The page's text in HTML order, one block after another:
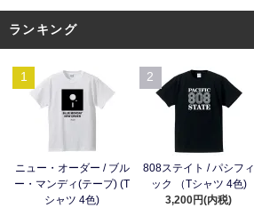
ランキング
1
ニュー・オーダー / ブル
ー・マンディ(テープ) (T
シャツ 4色)
2
808ステイト / パシフィ
ック （Tシャツ 4色)
3,200円(内税)